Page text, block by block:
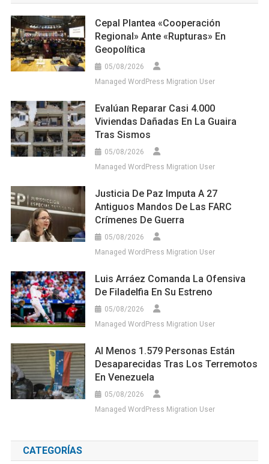
Cepal Plantea «cooperación
Regional» Ante «rupturas» En
Geopolítica
05/08/2026
Managed WordPress Migration User
Evalúan Reparar Casi 4.000
Viviendas Dañadas En La Guaira
Tras Sismos
05/08/2026
Managed WordPress Migration User
Justicia De Paz Imputa A 27
Antiguos Mandos De Las FARC
Crímenes De Guerra
05/08/2026
Managed WordPress Migration User
Luis Arráez Comanda La Ofensiva
De Filadelfia En Su Estreno
05/08/2026
Managed WordPress Migration User
Al Menos 1.579 Personas Están
Desaparecidas Tras Los Terremotos
En Venezuela
05/08/2026
Managed WordPress Migration User
CATEGORÍAS